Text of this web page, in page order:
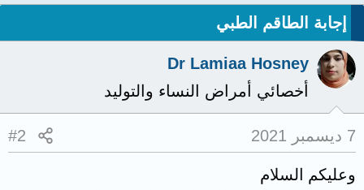
إجابة الطاقم الطبي
Dr Lamiaa Hosney
أخصائي أمراض النساء والتوليد
7 ديسمبر 2021 #2
وعليكم السلام